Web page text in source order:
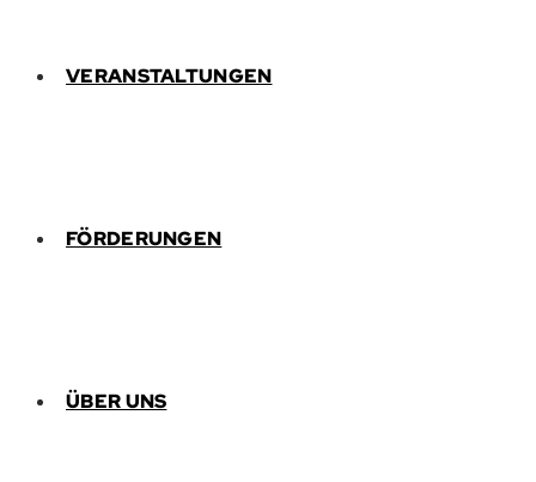
VERANSTALTUNGEN
FÖRDERUNGEN
ÜBER UNS